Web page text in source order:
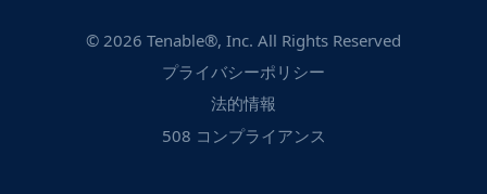
© 2026 Tenable®, Inc. All Rights Reserved
プライバシーポリシー
法的情報
508 コンプライアンス